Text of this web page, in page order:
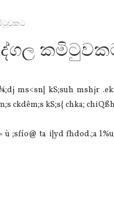
ms<sn| kS;suh mshjr
ckdêm;s kS;s{ chka; chiQßh
;sfío@ ta i|yd fhdod.;a